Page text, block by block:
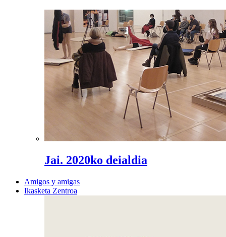
Jai. 2020ko deialdia
Amigos y amigas
Ikasketa Zentroa